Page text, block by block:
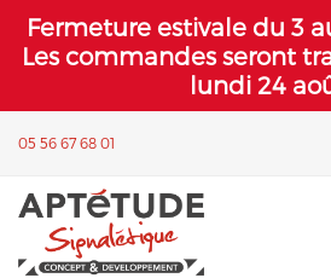
Fermeture estivale du 3
Les commandes seront
lundi 24
05 56 67 68 01